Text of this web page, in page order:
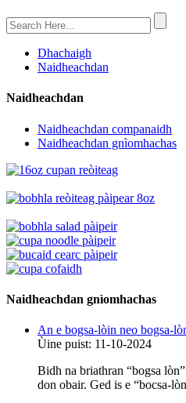
Dhachaigh
Naidheachdan
Naidheachdan
Naidheachdan companaidh
Naidheachdan gnìomhachas
Naidheachdan gnìomhachas
An e bogsa-lòin neo bogsa-
Ùine puist: 11-10-2024
Bidh na briathran “bogsa
don obair. Ged is e “bocsa-